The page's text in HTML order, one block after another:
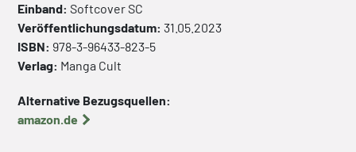
Einband: SoftcoverSC
Veröffentlichungsdatum: 31.05.2023
ISBN: 978-3-96433-823-5
Verlag: Manga Cult
Alternative Bezugsquellen:
amazon.de